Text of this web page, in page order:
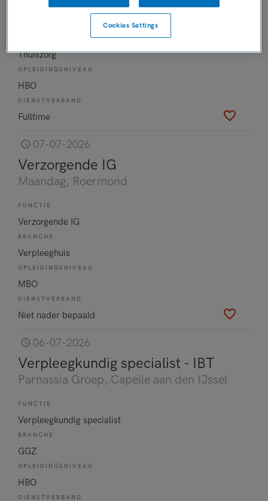
FUNCTIE
Overige beroepen verpleegkunde
Thuiszorg
OPLEIDINGSNIVEAU
HBO
DIENSTVERBAND
Fulltime
07-07-2026
Verzorgende IG
Maandag, Roermond
FUNCTIE
Verzorgende IG
BRANCHE
Verpleeghuis
OPLEIDINGSNIVEAU
MBO
DIENSTVERBAND
Niet nader bepaald
06-07-2026
Verpleegkundig specialist - IBT
Parnassia Groep, Capelle aan den IJssel
FUNCTIE
Verpleegkundig specialist
BRANCHE
GGZ
OPLEIDINGSNIVEAU
HBO
DIENSTVERBAND
Cookies Settings